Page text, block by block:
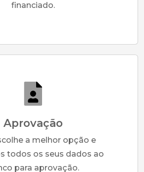
financiado.
Aprovação
a melhor opção e
todos os seus dados ao
para aprovação.